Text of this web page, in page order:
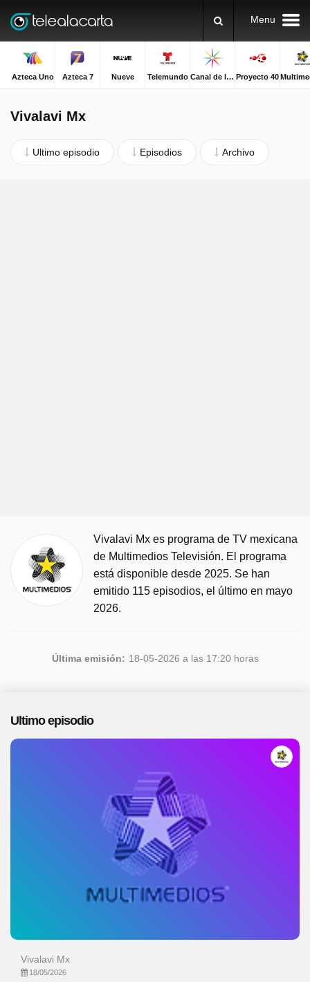
Menu
Azteca Uno Azteca 7 Nueve Telemundo Canal de las Estrellas Proyecto 40
Vivalavi Mx
Ultimo episodio Episodios Archivo
Vivalavi Mx es programa de TV mexicana
de Multimedios Televisión. El programa
está disponible desde 2025. Se han
emitido 115 episodios, el último en mayo
2026.
Última emisión: 18-05-2026 a las 17:20 horas
Ultimo episodio
Vivalavi Mx
18/05/2026